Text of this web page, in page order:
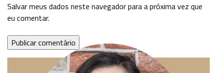
Salvar meus dados neste navegador para a próxima vez que
eu comentar.